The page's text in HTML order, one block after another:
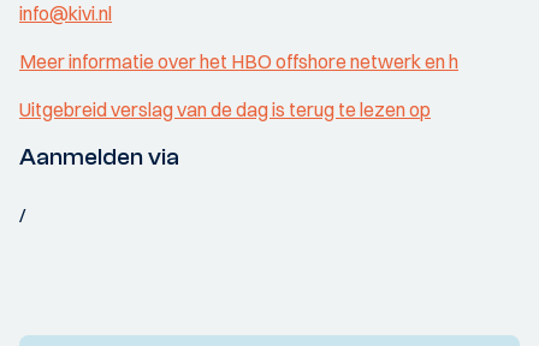
info@kivi.nl
Meer informatie over het HBO offshore netwerk en h
Uitgebreid verslag van de dag is terug te lezen op
Aanmelden via
/